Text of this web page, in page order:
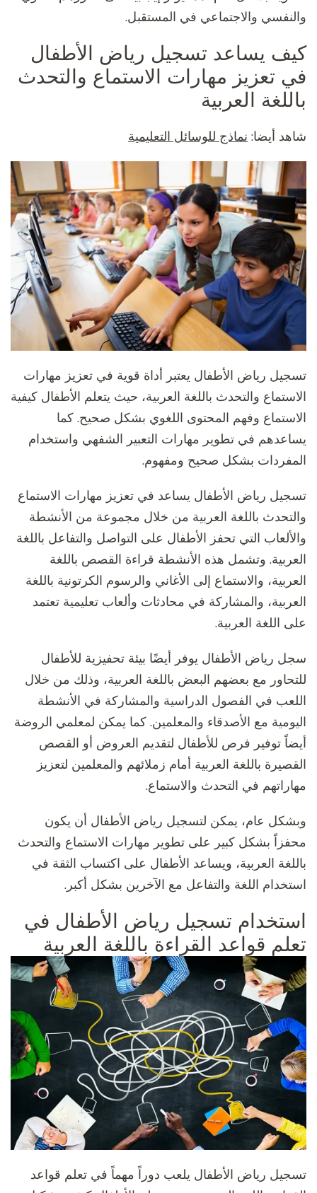
والنفسي والاجتماعي في المستقبل.
كيف يساعد تسجيل رياض الأطفال
في تعزيز مهارات الاستماع والتحدث
باللغة العربية
شاهد أيضا: نماذج للوسائل التعليمية
تسجيل رياض الأطفال يعتبر أداة قوية في تعزيز مهارات
الاستماع والتحدث باللغة العربية، حيث يتعلم الأطفال كيفية
الاستماع وفهم المحتوى اللغوي بشكل صحيح. كما
يساعدهم في تطوير مهارات التعبير الشفهي واستخدام
المفردات بشكل صحيح ومفهوم.
تسجيل رياض الأطفال يساعد في تعزيز مهارات الاستماع
والتحدث باللغة العربية من خلال مجموعة من الأنشطة
والألعاب التي تحفز الأطفال على التواصل والتفاعل باللغة
العربية. وتشمل هذه الأنشطة قراءة القصص باللغة
العربية، والاستماع إلى الأغاني والرسوم الكرتونية باللغة
العربية، والمشاركة في محادثات وألعاب تعليمية تعتمد
على اللغة العربية.
سجل رياض الأطفال يوفر أيضًا بيئة تحفيزية للأطفال
للتحاور مع بعضهم البعض باللغة العربية، وذلك من خلال
اللعب في الفصول الدراسية والمشاركة في الأنشطة
اليومية مع الأصدقاء والمعلمين. كما يمكن لمعلمي الروضة
أيضاً توفير فرص للأطفال لتقديم العروض أو القصص
القصيرة باللغة العربية أمام زملائهم والمعلمين لتعزيز
مهاراتهم في التحدث والاستماع.
وبشكل عام، يمكن لتسجيل رياض الأطفال أن يكون
محفزاً بشكل كبير على تطوير مهارات الاستماع والتحدث
باللغة العربية، ويساعد الأطفال على اكتساب الثقة في
استخدام اللغة والتفاعل مع الآخرين بشكل أكبر.
استخدام تسجيل رياض الأطفال في
تعلم قواعد القراءة باللغة العربية
تسجيل رياض الأطفال يلعب دوراً مهماً في تعلم قواعد